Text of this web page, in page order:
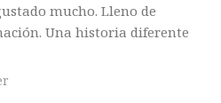
mucho. Lleno de
Una historia diferente